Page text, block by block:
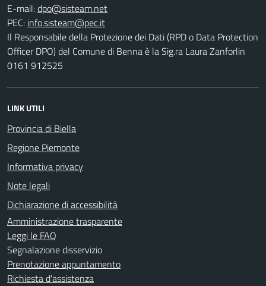
E-mail:
PEC:
Il Responsabile della Protezione dei Dati (RPD o Data Protection
Officer DPO) del Comune di Benna è la Sig.ra Laura Zanforlin
0161 912525
LINK UTILI
Provincia di Biella
Regione Piemonte
Informativa privacy
Note legali
Dichiarazione di accessibilità
Amministrazione trasparente
Leggi le FAQ
Segnalazione disservizio
Prenotazione appuntamento
Richiesta d'assistenza